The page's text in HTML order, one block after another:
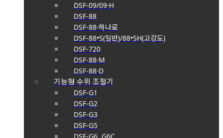
DSF-09/09·H
DSF-88
DSF-88·하나로
DSF-88•S(일반)/88•SH(고감도)
DSF-720
DSF-88·M
DSF-88·D
기능형 수위 조절기
DSF-G1
DSF-G2
DSF-G3
DSF-G5